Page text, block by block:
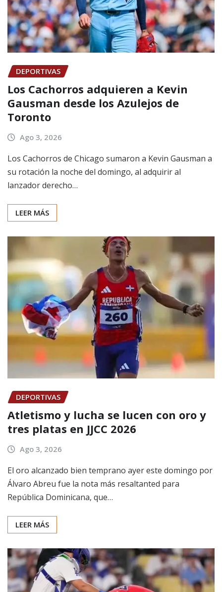
DEPORTIVAS
Los Cachorros adquieren a Kevin
Gausman desde los Azulejos de
Toronto
Ago 3, 2026
Los Cachorros de Chicago sumaron a Kevin Gausman a
su rotación la noche del domingo, al adquirir al
lanzador derecho…
LEER MÁS
DEPORTIVAS
Atletismo y lucha se lucen con oro y
tres platas en JJCC 2026
Ago 3, 2026
El oro alcanzado bien temprano ayer este domingo por
Álvaro Abreu fue la nota más resaltanted para
República Dominicana, que…
LEER MÁS